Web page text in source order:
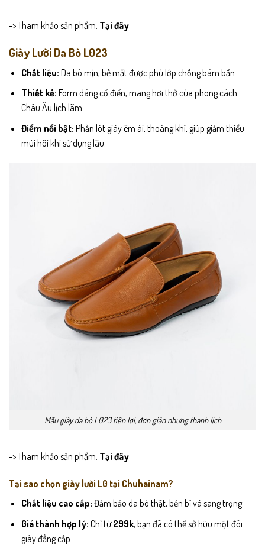
-> Tham khảo sản phẩm: Tại đây
Giày Lười Da Bò L023
Chất liệu: Da bò mịn, bề mặt được phủ lớp chống bám bẩn.
Thiết kế: Form dáng cổ điển, mang hơi thở của phong cách
Châu Âu lịch lãm.
Điểm nổi bật: Phần lót giày êm ái, thoáng khí, giúp giảm thiểu
mùi hôi khi sử dụng lâu.
Mẫu giày da bò L023 tiện lợi, đơn giản nhưng thanh lịch
-> Tham khảo sản phẩm: Tại đây
Tại sao chọn giày lười L0 tại Chuhainam?
Chất liệu cao cấp: Đảm bảo da bò thật, bền bỉ và sang trọng.
Giá thành hợp lý: Chỉ từ299k, bạn đã có thể sở hữu một đôi
giày đẳng cấp.